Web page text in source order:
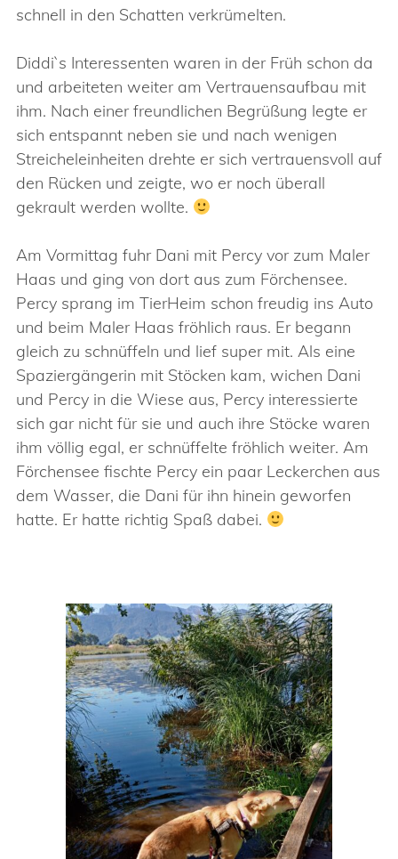
schnell in den Schatten verkrümelten.
Diddi`s Interessenten waren in der Früh schon da
und arbeiteten weiter am Vertrauensaufbau mit
ihm. Nach einer freundlichen Begrüßung legte er
sich entspannt neben sie und nach wenigen
Streicheleinheiten drehte er sich vertrauensvoll auf
den Rücken und zeigte, wo er noch überall
gekrault werden wollte.
Am Vormittag fuhr Dani mit Percy vor zum Maler
Haas und ging von dort aus zum Förchensee.
Percy sprang im TierHeim schon freudig ins Auto
und beim Maler Haas fröhlich raus. Er begann
gleich zu schnüffeln und lief super mit. Als eine
Spaziergängerin mit Stöcken kam, wichen Dani
und Percy in die Wiese aus, Percy interessierte
sich gar nicht für sie und auch ihre Stöcke waren
ihm völlig egal, er schnüffelte fröhlich weiter. Am
Förchensee fischte Percy ein paar Leckerchen aus
dem Wasser, die Dani für ihn hinein geworfen
hatte. Er hatte richtig Spaß dabei.